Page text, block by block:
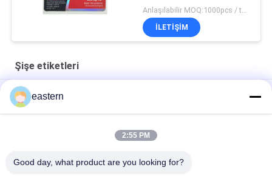
Anlaşılabilir MOQ:1000pcs / tasarım
İLETIŞIM
Şişe etiketleri
Cialis Tadalafils 100mg Oral kullanım için Etiketler
SS-31 Güçlü Yapışkan Etiketler Peptid Flakon Etiketleri
Biomex Labs Arşivleri Anabolik Özelleştirilmiş Etiketler ve
eastern
2:55 PM
Good day, what product are you looking for?